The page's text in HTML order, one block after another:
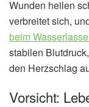
Wunden heilen
verbreitet sich,
beim
stabilen
den Herzschlag
Vorsicht: